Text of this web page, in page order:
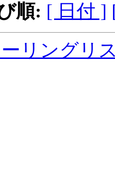
順: [ 日付 ]
ーリングリ